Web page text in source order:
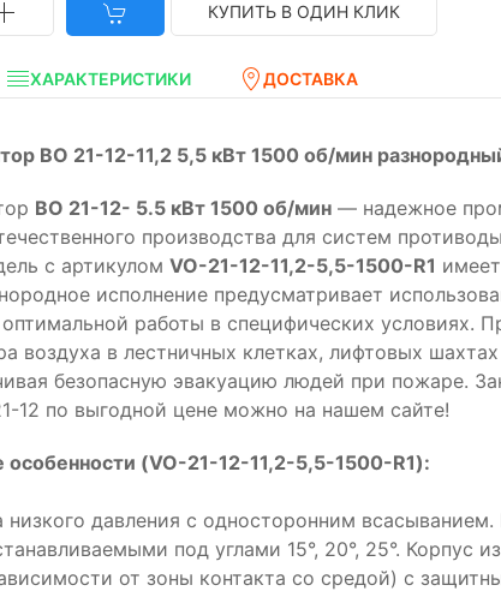
КУПИТЬ В ОДИН КЛИК
ХАРАКТЕРИСТИКИ ДОСТАВКА
ВО 21-12-11,2 5,5 кВт 1500 об/мин
ВО 21-12- 5.5 кВт 1500 об/мин — надежное
производства для систем
с артикулом VO-21-12-11,2-5,5-1500-R1 имеет
исполнение предусматривает
работы в специфических условиях.
воздуха в лестничных клетках, лифтовых
безопасную эвакуацию людей при пожаре.
12 по выгодной цене можно на нашем сайте!
особенности (VO-21-12-11,2-5,5-1500-R1):
низкого давления с односторонним всасыванием.
под углами 15°, 20°, 25°. Корпус
от зоны контакта со средой) с